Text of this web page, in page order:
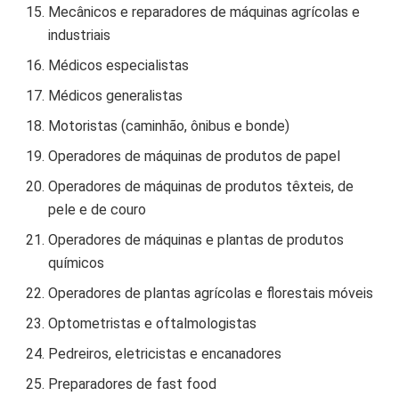
Mecânicos e reparadores de máquinas agrícolas e
industriais
Médicos especialistas
Médicos generalistas
Motoristas (caminhão, ônibus e bonde)
Operadores de máquinas de produtos de papel
Operadores de máquinas de produtos têxteis, de
pele e de couro
Operadores de máquinas e plantas de produtos
químicos
Operadores de plantas agrícolas e florestais móveis
Optometristas e oftalmologistas
Pedreiros, eletricistas e encanadores
Preparadores de fast food